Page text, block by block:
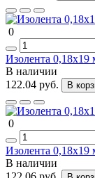
0
Изолента
В наличии
122.04 руб.
В
0
Изолента 0,18х19
В наличии